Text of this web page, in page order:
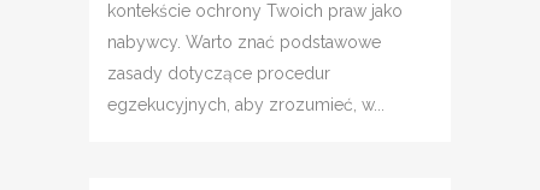
kontekście ochrony Twoich praw jako
nabywcy. Warto znać podstawowe
zasady dotyczące procedur
egzekucyjnych, aby zrozumieć, w...